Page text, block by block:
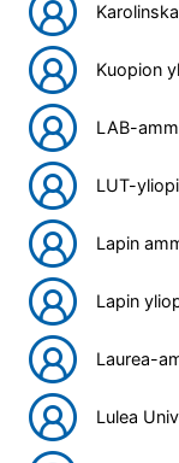
Kuopion
LAB-
LUT-
Lapin
Lapin
Laurea-
Lulea